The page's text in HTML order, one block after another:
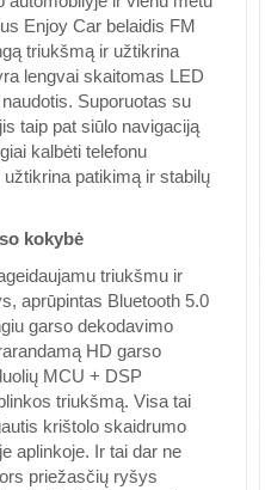
Enjoy Car belaidis FM
triukšmą ir užtikrina
lengvai skaitomas LED
Suporuotas su
taip pat siūlo navigaciją
kalbėti telefonu
užtikrina patikimą ir stabilų
kokybė
triukšmu ir
aprūpintas Bluetooth 5.0
garso dekodavimo
HD garso
MCU + DSP
triukšmą. Visa tai
krištolo skaidrumo
aplinkoje. Ir tai dar ne
priežasčių ryšys